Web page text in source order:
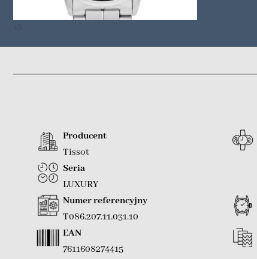
+5
Producent
Tissot
Seria
LUXURY
Numer referencyjny
T086.207.11.031.10
EAN
7611608274415